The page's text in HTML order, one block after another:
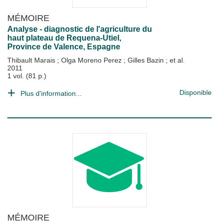
MÉMOIRE
Analyse - diagnostic de l'agriculture du
haut plateau de Requena-Utiel,
Province de Valence, Espagne
Thibault Marais ; Olga Moreno Perez ; Gilles Bazin ; et al.
2011
1 vol. (81 p.)
Plus d'information... Disponible
MÉMOIRE